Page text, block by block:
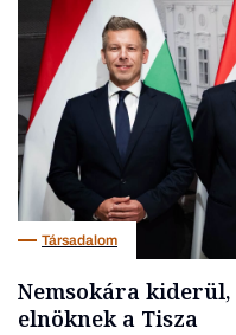
Társadalom
Nemsokára
elnöknek a Tisza